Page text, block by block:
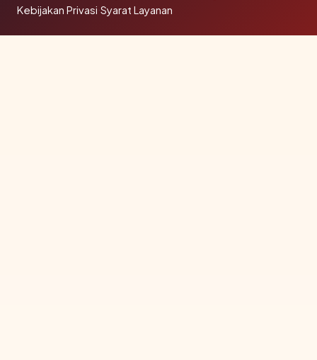
Kebijakan Privasi·Syarat Layanan